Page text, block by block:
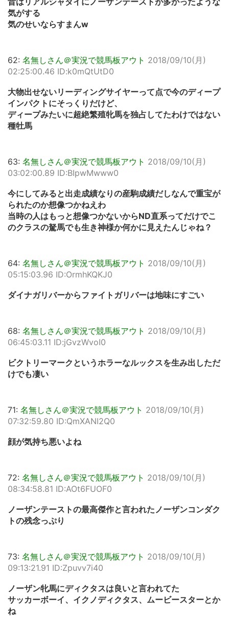
気がする
気のせいならすまんw
62: 名無しさん＠実況で競馬板アウト 2018/09/10(月)
02:25:00.46 ID:k0mQtUtD0
大物出せないリーディングサイヤーって点で今のディープ
インパクトにそっくりだけど、
ディープみたいに超絶繁殖牝馬を独占してたわけではない
種牡馬
63: 名無しさん＠実況で競馬板アウト 2018/09/10(月)
03:02:00.89 ID:BIpwMwww0
今にしてみると出走成績なりの産駒成績だしなんで重宝が
られたのか想像つかねえわ
当時の人はもっと想像つかないからND直系ってだけでこ
のクラスの駑馬でも生き神様か何かに見えたんじゃね？
64: 名無しさん＠実況で競馬板アウト 2018/09/10(月)
05:15:03.96 ID:OrmhKQKJ0
ダイナガリバーからファイトガリバーは地味にすごい
68: 名無しさん＠実況で競馬板アウト 2018/09/10(月)
06:45:03.11 ID:jGvzWvoI0
ビクトリーマークというホラーなルックスを生み出しただ
けでも凄い
71: 名無しさん＠実況で競馬板アウト 2018/09/10(月)
07:32:59.80 ID:QmXANI2Q0
顔が気持ち悪いよね
72: 名無しさん＠実況で競馬板アウト 2018/09/10(月)
08:34:58.81 ID:AOt6FUOF0
ノーザンテーストの最高傑作と言われたノーザンコンダク
トの残念っぷり
73: 名無しさん＠実況で競馬板アウト 2018/09/10(月)
09:13:21.91 ID:Zpuvv7i40
ノーザン牝馬にディクタスは良いと言われてた
サッカーボーイ、イクノディクタス、ムービースターとか
ね